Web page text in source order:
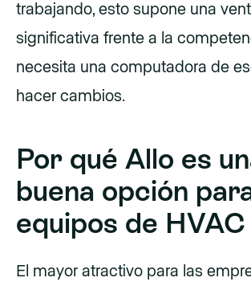
trabajando, esto supone una
significativa frente a la
necesita una computadora de
hacer cambios.
Por qué Allo es
buena opción
equipos de HVAC
El mayor atractivo para las